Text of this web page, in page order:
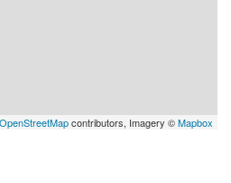
OpenStreetMapcontributors, Imagery ©Mapbox